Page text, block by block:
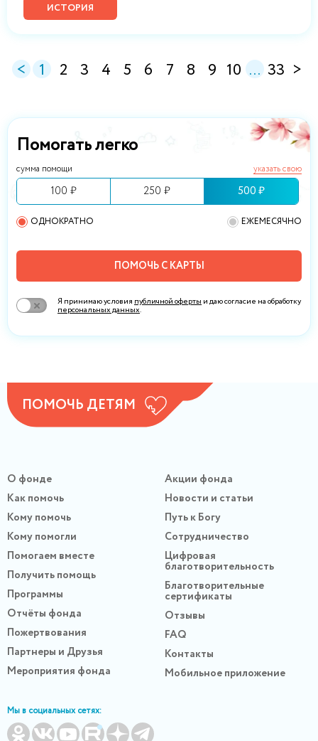
Помогать легко
сумма помощи указать свою
100 ₽ 250 ₽ 500 ₽
ОДНОКРАТНО ЕЖЕМЕСЯЧНО
ПОМОЧЬ С КАРТЫ
Я принимаю условия публичной оферты и даю согласие на обработку
персональных данных.
ИСТОРИЯ
< 1 2 3 4 5 6 7 8 9 10 ... 33 >
ПОМОЧЬ ДЕТЯМ
О фонде
Как помочь
Кому помочь
Кому помогли
Помогаем вместе
Получить помощь
Программы
Отчёты фонда
Пожертвования
Партнеры и Друзья
Мероприятия фонда
Акции фонда
Новости и статьи
Путь к Богу
Сотрудничество
Цифровая
благотворительность
Благотворительные
сертификаты
Отзывы
FAQ
Контакты
Мобильное приложение
Мы в социальных сетях: